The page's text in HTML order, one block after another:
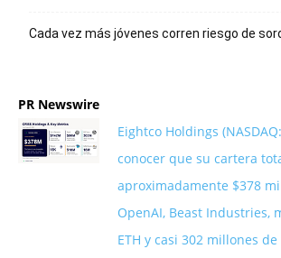
Cada vez más jóvenes corren riesgo de
PR Newswire
Eightco Holdings
conocer que su cartera
aproximadamente $378
OpenAI, Beast Industries,
ETH y casi 302 millones